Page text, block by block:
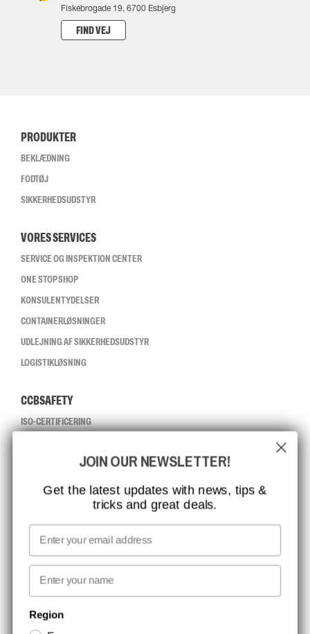
Fiskebrogade 19, 6700 Esbjerg
FIND VEJ
PRODUKTER
BEKLÆDNING
FODTØJ
SIKKERHEDSUDSTYR
VORES SERVICES
SERVICE OG INSPEKTION CENTER
ONE STOP SHOP
KONSULENTYDELSER
CONTAINERLØSNINGER
UDLEJNING AF SIKKERHEDSUDSTYR
LOGISTIKLØSNING
CCBSAFETY
ISO-CERTIFICERING
MISSION, VISION OG VÆRDIER
KONTAKT
JOB HOS CCBSAFETY
MEDIA
VI TAGER ANSVAR
NYHEDSBREV TILMELDING
JOIN OUR NEWSLETTER!
Get the latest updates with news, tips &
tricks and great deals.
Email
First name
Region